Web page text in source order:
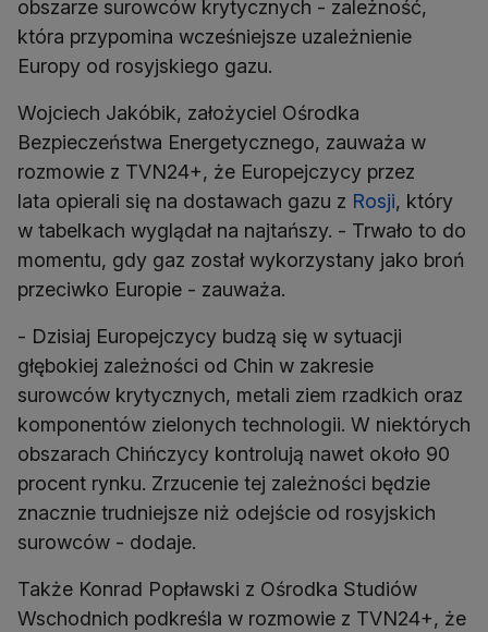
obszarze surowców krytycznych - zależność,
która przypomina wcześniejsze uzależnienie
Europy od rosyjskiego gazu.
Wojciech Jakóbik, założyciel Ośrodka
Bezpieczeństwa Energetycznego, zauważa w
rozmowie z TVN24+, że Europejczycy przez
lata opierali się na dostawach gazu z Rosji, który
w tabelkach wyglądał na najtańszy. - Trwało to do
momentu, gdy gaz został wykorzystany jako broń
przeciwko Europie - zauważa.
- Dzisiaj Europejczycy budzą się w sytuacji
głębokiej zależności od Chin w zakresie
surowców krytycznych, metali ziem rzadkich oraz
komponentów zielonych technologii. W niektórych
obszarach Chińczycy kontrolują nawet około 90
procent rynku. Zrzucenie tej zależności będzie
znacznie trudniejsze niż odejście od rosyjskich
surowców - dodaje.
Także Konrad Popławski z Ośrodka Studiów
Wschodnich podkreśla w rozmowie z TVN24+, że